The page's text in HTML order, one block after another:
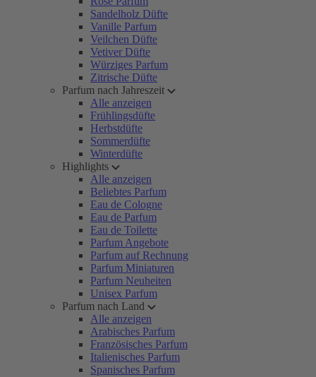
Sandelholz Düfte
Vanille Parfum
Veilchen Düfte
Vetiver Düfte
Würziges Parfum
Zitrische Düfte
Parfum nach Jahreszeit
Alle anzeigen
Frühlingsdüfte
Herbstdüfte
Sommerdüfte
Winterdüfte
Highlights
Alle anzeigen
Beliebtes Parfum
Eau de Cologne
Eau de Parfum
Eau de Toilette
Parfum Angebote
Parfum auf Rechnung
Parfum Miniaturen
Parfum Neuheiten
Unisex Parfum
Parfum nach Land
Alle anzeigen
Arabisches Parfum
Französisches Parfum
Italienisches Parfum
Spanisches Parfum